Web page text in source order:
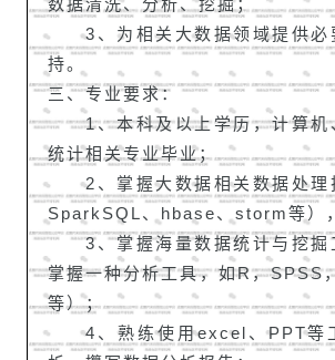
数据清洗、分析、挖掘；
3、为相关大数据领域提供必
持。
三、专业要求：
1、本科及以上学历，计算
统计相关专业毕业；
2、掌握大数据相关数据处理
SparkSQL、hbase、storm等）
3、掌握海量数据统计与挖
掌握一种分析工具，如R，SPSS
等）；
4、熟练使用excel、PPT等